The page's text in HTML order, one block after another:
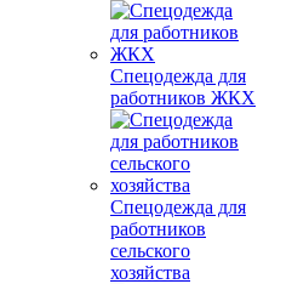
Спецодежда для
работников ЖКХ
Спецодежда для
работников
сельского
хозяйства